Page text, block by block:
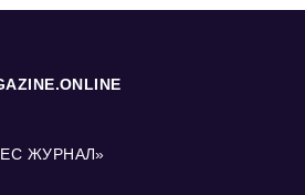
ЖУРНАЛ»